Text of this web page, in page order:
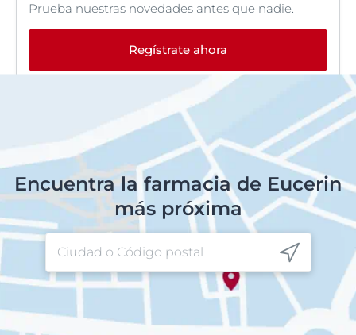
Prueba nuestras novedades antes que nadie.
Regístrate ahora
Encuentra la farmacia de Eucerin
más próxima